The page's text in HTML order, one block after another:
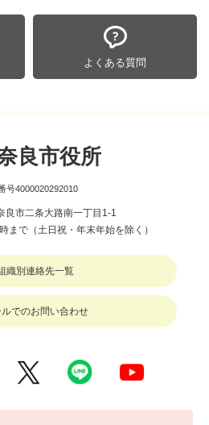
よくある質問
良市役所
号4000020292010
良市二条大路南一丁目1-1
まで（土日祝・年末年始を除く）
織別連絡先一覧
ルでのお問い合わせ